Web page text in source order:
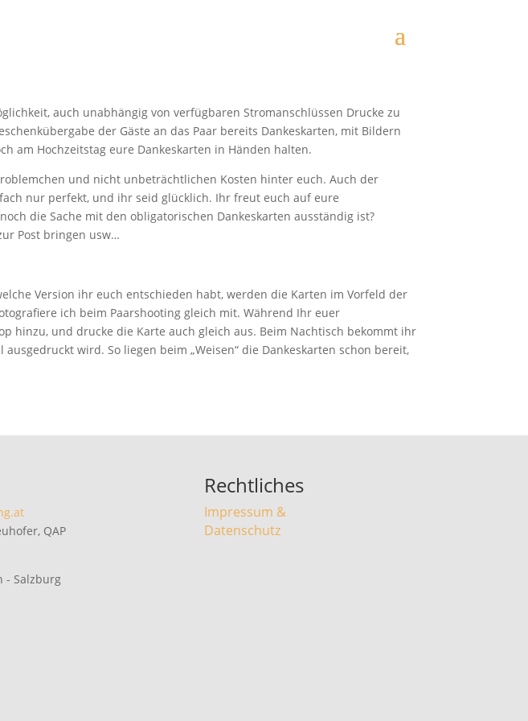
auch unabhängig von verfügbaren Stromanschlüssen Drucke zu
der Gäste an das Paar bereits Dankeskarten, mit Bildern
am Hochzeitstag eure Dankeskarten in Händen halten.
und nicht unbeträchtlichen Kosten hinter euch. Auch der
nur perfekt, und ihr seid glücklich. Ihr freut euch auf eure
die Sache mit den obligatorischen Dankeskarten ausständig ist?
Post bringen usw…
Version ihr euch entschieden habt, werden die Karten im Vorfeld der
ich beim Paarshooting gleich mit. Während Ihr euer
hinzu, und drucke die Karte auch gleich aus. Beim Nachtisch bekommt ihr
wird. So liegen beim „Weisen“ die Dankeskarten schon bereit,
QAP
- Salzburg
Rechtliches
Impressum &
Datenschutz